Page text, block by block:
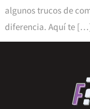
algunos trucos de
diferencia. Aquí te